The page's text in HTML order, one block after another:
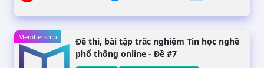
Membership
Đề thi, bài tập trắc nghiệm Tin học nghề
phổ thông online - Đề #7